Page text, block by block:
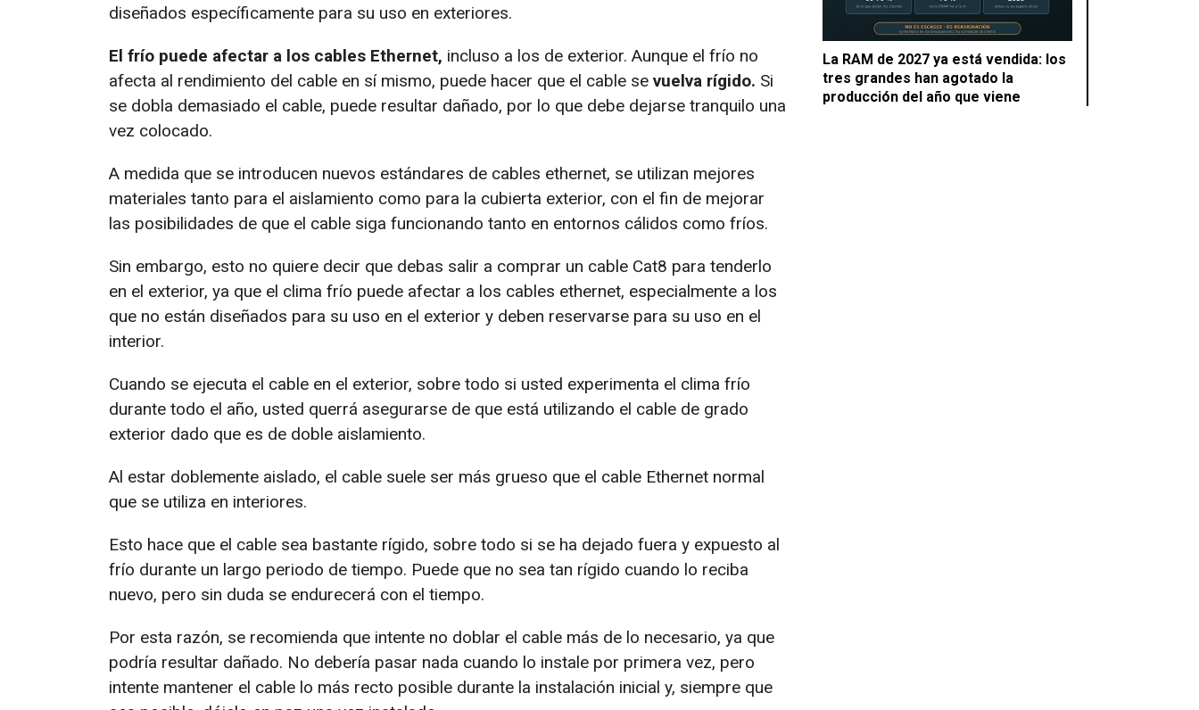
La RAM de 2027 ya está vendida: los
tres grandes han agotado la
producción del año que viene
diseñados específicamente para su uso en exteriores.
El frío puede afectar a los cables Ethernet, incluso a los de exterior. Aunque el frío no
afecta al rendimiento del cable en sí mismo, puede hacer que el cable se vuelva rígido. Si
se dobla demasiado el cable, puede resultar dañado, por lo que debe dejarse tranquilo una
vez colocado.
A medida que se introducen nuevos estándares de cables ethernet, se utilizan mejores
materiales tanto para el aislamiento como para la cubierta exterior, con el fin de mejorar
las posibilidades de que el cable siga funcionando tanto en entornos cálidos como fríos.
Sin embargo, esto no quiere decir que debas salir a comprar un cable Cat8 para tenderlo
en el exterior, ya que el clima frío puede afectar a los cables ethernet, especialmente a los
que no están diseñados para su uso en el exterior y deben reservarse para su uso en el
interior.
Cuando se ejecuta el cable en el exterior, sobre todo si usted experimenta el clima frío
durante todo el año, usted querrá asegurarse de que está utilizando el cable de grado
exterior dado que es de doble aislamiento.
Al estar doblemente aislado, el cable suele ser más grueso que el cable Ethernet normal
que se utiliza en interiores.
Esto hace que el cable sea bastante rígido, sobre todo si se ha dejado fuera y expuesto al
frío durante un largo periodo de tiempo. Puede que no sea tan rígido cuando lo reciba
nuevo, pero sin duda se endurecerá con el tiempo.
Por esta razón, se recomienda que intente no doblar el cable más de lo necesario, ya que
podría resultar dañado. No debería pasar nada cuando lo instale por primera vez, pero
intente mantener el cable lo más recto posible durante la instalación inicial y, siempre que